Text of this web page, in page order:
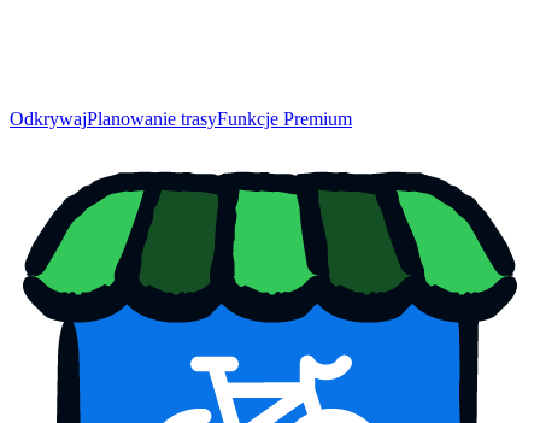
OdkrywajPlanowanie trasyFunkcje Premium